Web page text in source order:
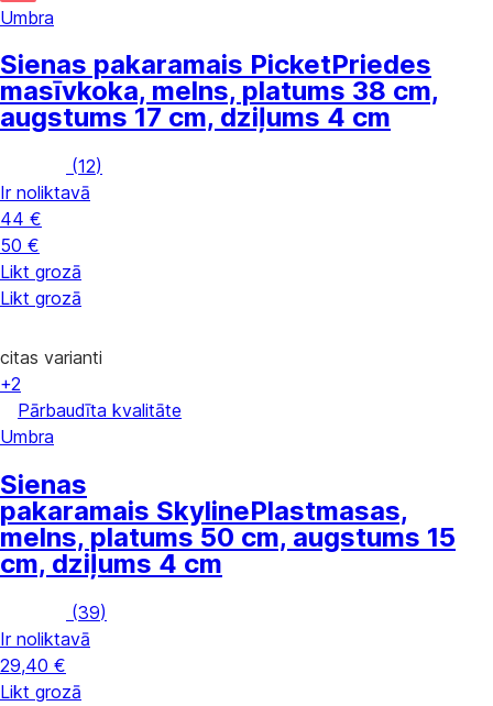
Umbra
Sienas pakaramais PicketPriedes
masīvkoka, melns, platums 38 cm,
augstums 17 cm, dziļums 4 cm
(12)
Ir noliktavā
44 €
50 €
Likt grozā
Likt grozā
citas varianti
+2
Pārbaudīta kvalitāte
Umbra
Sienas
pakaramais SkylinePlastmasas,
melns, platums 50 cm, augstums 15
cm, dziļums 4 cm
(39)
Ir noliktavā
29,40 €
Likt grozā